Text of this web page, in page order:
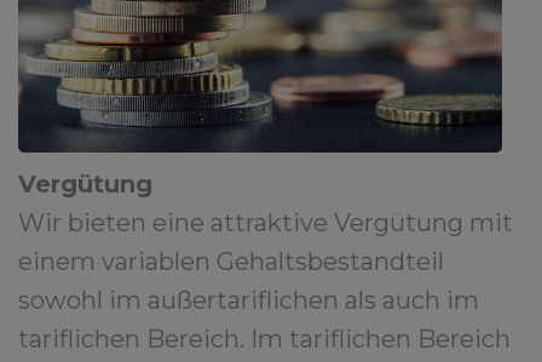
Vergütung
Wir bieten eine attraktive Vergütung mit
einem variablen Gehaltsbestandteil
sowohl im außertariflichen als auch im
tariflichen Bereich. Im tariflichen Bereich